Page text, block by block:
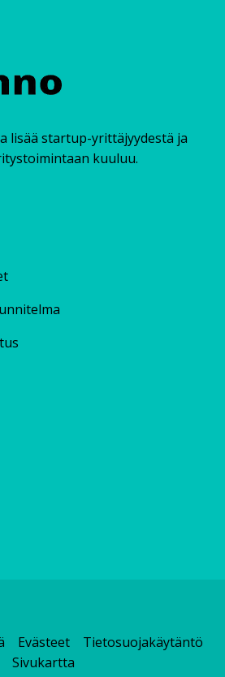
lisää startup-yrittäjyydestä ja
kuuluu.
Evästeet
Tietosuojakäytäntö
Sivukartta